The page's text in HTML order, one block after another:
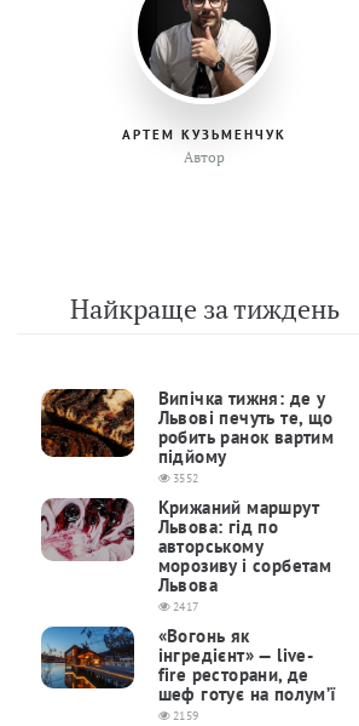
АРТЕМ КУЗЬМЕНЧУК
Автор
Найкраще за тиждень
Випічка тижня: де у
Львові печуть те, що
робить ранок вартим
підйому
3552
Крижаний маршрут
Львова: гід по
авторському
морозиву і сорбетам
Львова
2417
«Вогонь як
інгредієнт» — live-
fire ресторани, де
шеф готує на полум’ї
2159